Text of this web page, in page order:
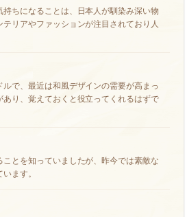
ちになることは、日本人が馴染み深い物
リアやファッションが注目されており人
で、最近は和風デザインの需要が高まっ
り、覚えておくと役立ってくれるはずで
とを知っていましたが、昨今では素敵な
ます。